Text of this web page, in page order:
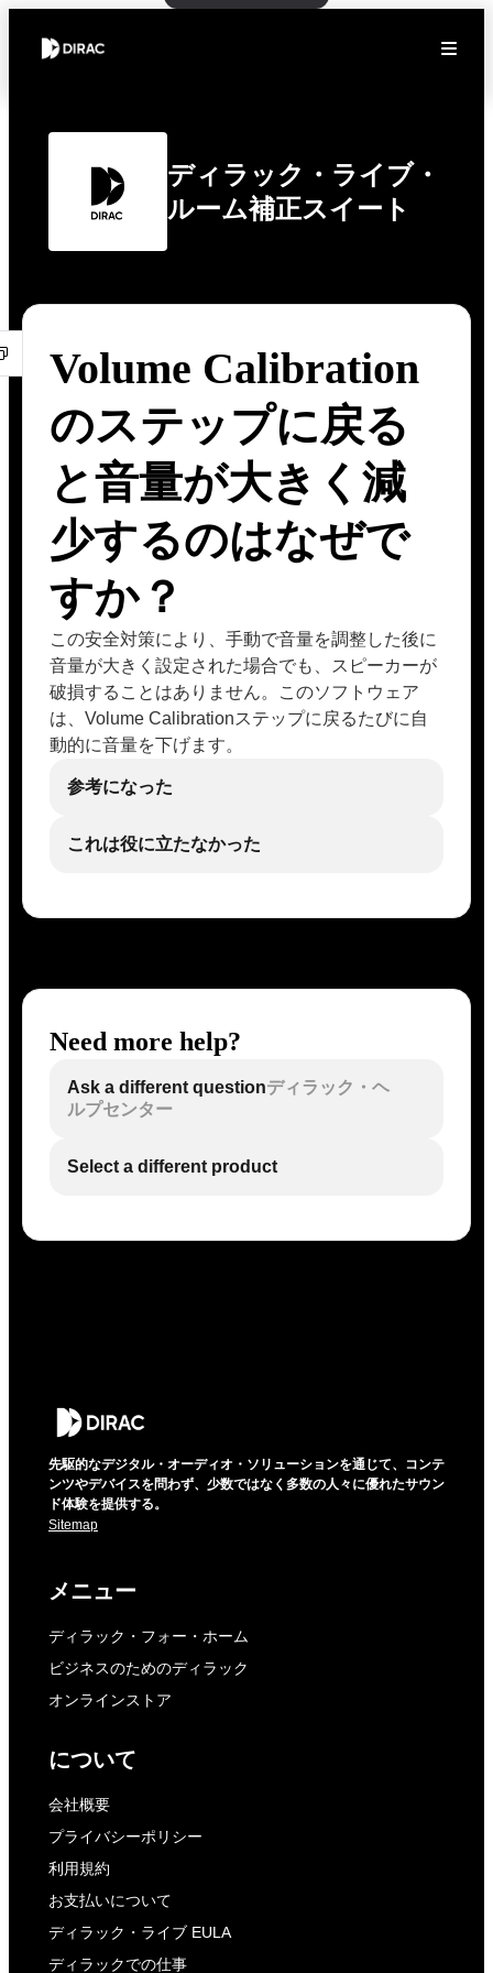
ディラック・ライブ・
ルーム補正スイート
Volume Calibration
のステップに戻る
と音量が大きく減
少するのはなぜで
すか？
この安全対策により、手動で音量を調整した後に
音量が大きく設定された場合でも、スピーカーが
破損することはありません。このソフトウェア
は、Volume Calibrationステップに戻るたびに自
動的に音量を下げます。
参考になった
これは役に立たなかった
Need more help?
Ask a different questionディラック・ヘ
ルプセンター
Select a different product
先駆的なデジタル・オーディオ・ソリューションを通じて、コンテ
ンツやデバイスを問わず、少数ではなく多数の人々に優れたサウン
ド体験を提供する。
Sitemap
メニュー
ディラック・フォー・ホーム
ビジネスのためのディラック
オンラインストア
について
会社概要
プライバシーポリシー
利用規約
お支払いについて
ディラック・ライブ EULA
ディラックでの仕事